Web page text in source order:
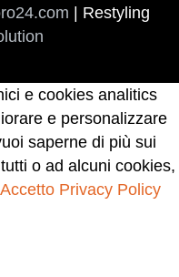
correttamente, può
competenze nel
I principi
di pillole,
meglio la tua vita e
giorno, sia nella
vita privata.
| Restyling
e cookies analitics
e personalizzare
saperne di più sui
o ad alcuni cookies,
Accetto Privacy Policy